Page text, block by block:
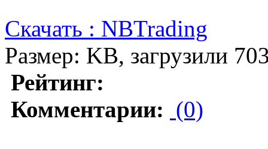
Скачать : NBTrading
Размер: KB, загрузили
Рейтинг:
Комментарии: (0)